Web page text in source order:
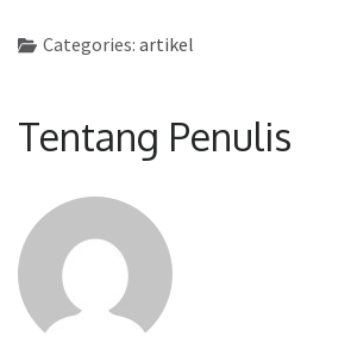
Categories: artikel
Tentang Penulis